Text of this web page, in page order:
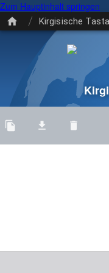
Zum Hauptinhalt springen
/ Kirgisische